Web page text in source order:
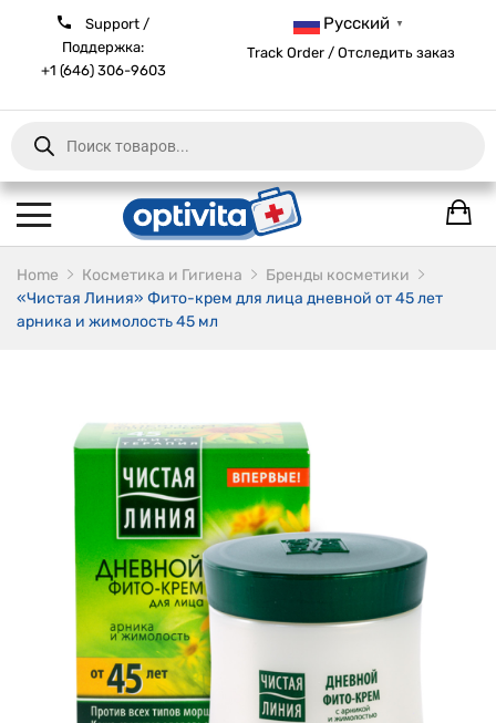
Support /
Поддержка:
+1 (646) 306-9603
Русский ▼
Track Order / Отследить заказ
Products
search
Home Косметика и Гигиена
Бренды косметики
«Чистая Линия» Фито-крем для лица дневной от 45 лет
арника и жимолость 45 мл